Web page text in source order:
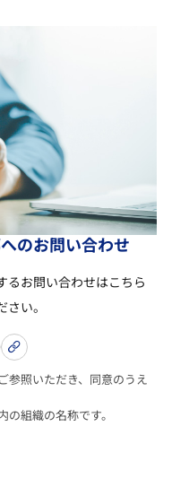
へのお問い合わせ
るお問い合わせはこちら
い。
参照いただき、同意のうえ
組織の名称です。